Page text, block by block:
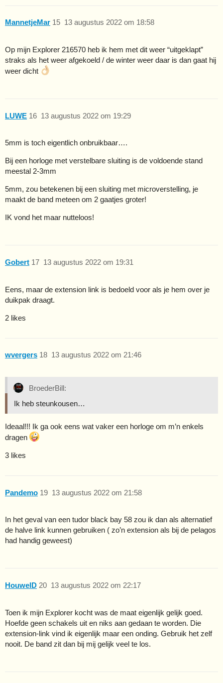
MannetjeMar 13 augustus 2022 om 18:58
15
Op mijn Explorer 216570 heb ik hem met dit weer “uitgeklapt”
straks als het weer afgekoeld / de winter weer daar is dan gaat hij
weer dicht
LUWE 13 augustus 2022 om 19:29
16
5mm is toch eigentlich onbruikbaar….
Bij een horloge met verstelbare sluiting is de voldoende stand
meestal 2-3mm
5mm, zou betekenen bij een sluiting met microverstelling, je
maakt de band meteen om 2 gaatjes groter!
IK vond het maar nutteloos!
Gobert 13 augustus 2022 om 19:31
17
Eens, maar de extension link is bedoeld voor als je hem over je
duikpak draagt.
2 likes
wvergers 13 augustus 2022 om 21:46
18
BroederBill:
Ik heb steunkousen…
Ideaal!!! Ik ga ook eens wat vaker een horloge om m’n enkels
dragen
3 likes
Pandemo 13 augustus 2022 om 21:58
19
In het geval van een tudor black bay 58 zou ik dan als alternatief
de halve link kunnen gebruiken ( zo’n extension als bij de pelagos
had handig geweest)
HouwelD 13 augustus 2022 om 22:17
20
Toen ik mijn Explorer kocht was de maat eigenlijk gelijk goed.
Hoefde geen schakels uit en niks aan gedaan te worden. Die
extension-link vind ik eigenlijk maar een onding. Gebruik het zelf
nooit. De band zit dan bij mij gelijk veel te los.